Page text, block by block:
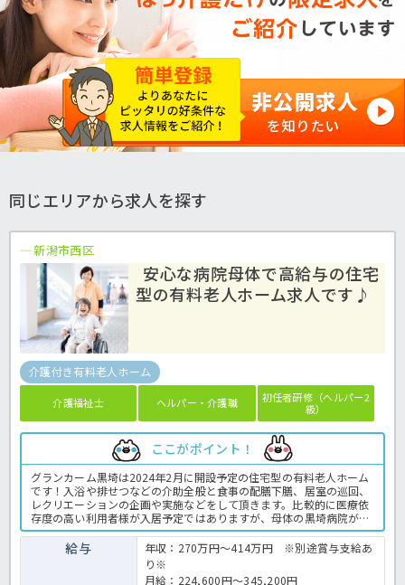
同じエリアから求人を探す
新潟市西区
安心な病院母体で高給与の住宅
型の有料老人ホーム求人です♪
介護付き有料老人ホーム
介護福祉士 ヘルパー・介護職
初任者研修（ヘルパー2
級）
ここがポイント！
グランカーム黒埼は2024年2月に開設予定の住宅型の有料老人ホーム
です！入浴や排せつなどの介助全般と食事の配膳下膳、居室の巡回、
レクリエーションの企画や実施などをして頂きます。比較的に医療依
存度の高い利用者様が入居予定ではありますが、母体の黒埼病院が施
設の隣にあるため、何かあったときも連携して従事出来ることは安心
ですね！記録媒体もタブレットでの簡単入力です☆高給与だけではな
く、年間休日も120日で4週10日とプライベートや生活背景にも合っ
た就業が可能です！一緒にオープニングから作り上げていくことに少
給与
年収：270万円～414万円 ※別途賞与支給あ
り※
月給：224,600円～345,200円